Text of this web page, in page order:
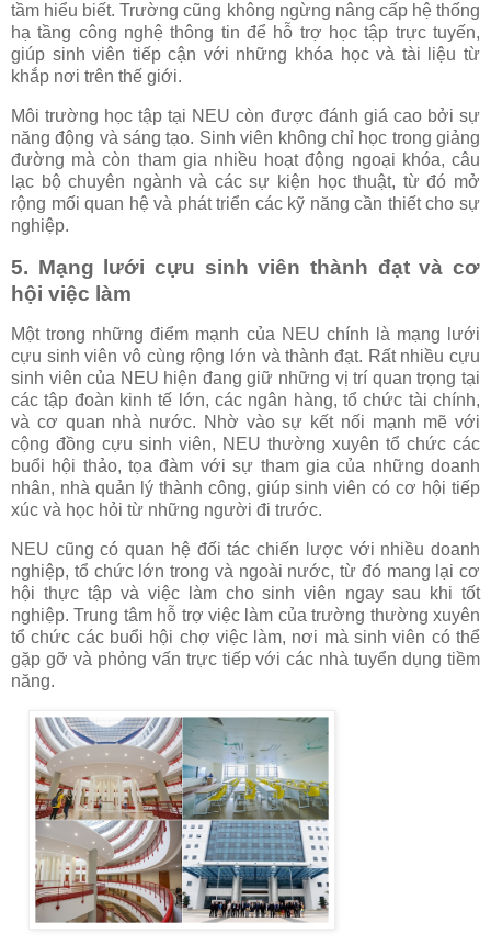
tầm hiểu biết. Trường cũng không ngừng nâng cấp hệ thống
hạ tầng công nghệ thông tin để hỗ trợ học tập trực tuyến,
giúp sinh viên tiếp cận với những khóa học và tài liệu từ
khắp nơi trên thế giới.
Môi trường học tập tại NEU còn được đánh giá cao bởi sự
năng động và sáng tạo. Sinh viên không chỉ học trong giảng
đường mà còn tham gia nhiều hoạt động ngoại khóa, câu
lạc bộ chuyên ngành và các sự kiện học thuật, từ đó mở
rộng mối quan hệ và phát triển các kỹ năng cần thiết cho sự
nghiệp.
5. Mạng lưới cựu sinh viên thành đạt và cơ
hội việc làm
Một trong những điểm mạnh của NEU chính là mạng lưới
cựu sinh viên vô cùng rộng lớn và thành đạt. Rất nhiều cựu
sinh viên của NEU hiện đang giữ những vị trí quan trọng tại
các tập đoàn kinh tế lớn, các ngân hàng, tổ chức tài chính,
và cơ quan nhà nước. Nhờ vào sự kết nối mạnh mẽ với
cộng đồng cựu sinh viên, NEU thường xuyên tổ chức các
buổi hội thảo, tọa đàm với sự tham gia của những doanh
nhân, nhà quản lý thành công, giúp sinh viên có cơ hội tiếp
xúc và học hỏi từ những người đi trước.
NEU cũng có quan hệ đối tác chiến lược với nhiều doanh
nghiệp, tổ chức lớn trong và ngoài nước, từ đó mang lại cơ
hội thực tập và việc làm cho sinh viên ngay sau khi tốt
nghiệp. Trung tâm hỗ trợ việc làm của trường thường xuyên
tổ chức các buổi hội chợ việc làm, nơi mà sinh viên có thể
gặp gỡ và phỏng vấn trực tiếp với các nhà tuyển dụng tiềm
năng.